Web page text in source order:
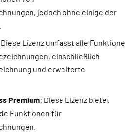
jedoch ohne einige der
Diese Lizenz umfasst alle
einschließlich
und erweiterte
Premium: Diese Lizenz bietet
Funktionen für